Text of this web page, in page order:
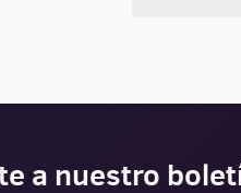
a nuestro